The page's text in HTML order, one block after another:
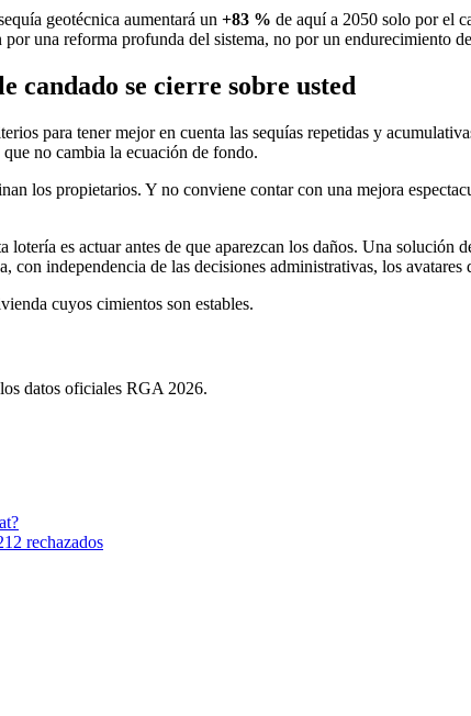
geotécnica aumentará un +83 % de aquí a 2050 solo por el
una reforma profunda del sistema, no por un endurecimiento
candado se cierre sobre usted
para tener mejor en cuenta las sequías repetidas y
no cambia la ecuación de fondo.
los propietarios. Y no conviene contar con una mejora
es actuar antes de que aparezcan los daños. Una
con independencia de las decisiones administrativas, los
cuyos cimientos son estables.
datos oficiales RGA 2026.
rechazados